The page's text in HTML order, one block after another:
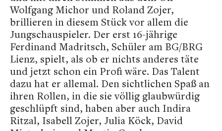
Wolfgang Michor und Roland Zojer,
brillieren in diesem Stück vor allem die
Jungschauspieler. Der erst 16-jährige
Ferdinand Madritsch, Schüler am BG/BRG
Lienz, spielt, als ob er nichts anderes täte
und jetzt schon ein Profi wäre. Das Talent
dazu hat er allemal. Den sichtlichen Spaß an
ihren Rollen, in die sie völlig glaubwürdig
geschlüpft sind, haben aber auch Indira
Ritzal, Isabell Zojer, Julia Köck, David